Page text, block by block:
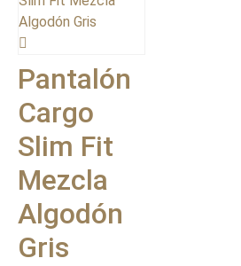
Pantalón
Cargo
Slim Fit
Mezcla
Algodón
Gris